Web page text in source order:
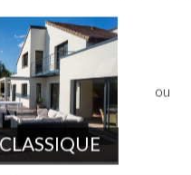
mais ils sont bienou